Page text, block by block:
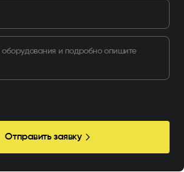
Отправить заявку